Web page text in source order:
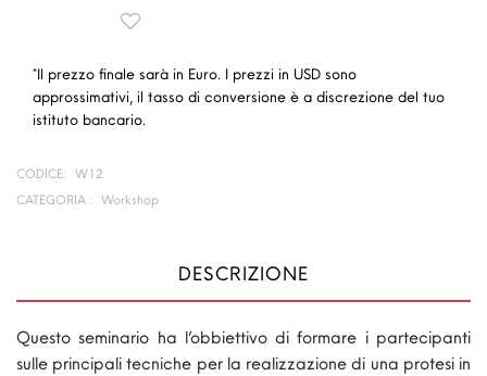
*Il prezzo finale sarà in Euro. I prezzi in USD sono
approssimativi, il tasso di conversione è a discrezione del tuo
istituto bancario.
CODICE:
W12
CATEGORIA :
Workshop
DESCRIZIONE
Questo seminario ha l’obbiettivo di formare i partecipanti
sulle principali tecniche per la realizzazione di una protesi in